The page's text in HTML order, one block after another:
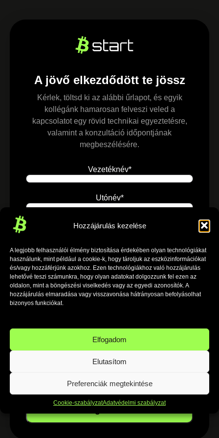
Hozzájárulás kezelése
A legjobb felhasználói élmény biztosítása érdekében olyan technológiákat
használunk, mint például a cookie-k, hogy tároljuk az eszközinformációkat
és/vagy hozzáférjünk azokhoz. Ezen technológiákhoz való hozzájárulás
lehetővé teszi számunkra, hogy olyan adatokat dolgozzunk fel ezen az
oldalon, mint a böngészési viselkedés vagy az egyedi azonosítók. A
hozzájárulás elmaradása vagy visszavonása hátrányosan befolyásolhat
bizonyos funkciókat.
Elfogadom
Elutasítom
Preferenciák megtekintése
Cookie-szabályzatAdatvédelmi szabályzat
A jövő elkezdődött te jössz
Kérlek, töltsd ki az alábbi űrlapot, és egyik
kollégánk hamarosan felveszi veled a
kapcsolatot egy rövid technikai egyeztetésre,
valamint a konzultáció időpontjának
megbeszélésére.
Vezetéknév*
Utónév*
Email *
Telefonszám*
Hogyan szeretnéd a konzultációt?*
Elolvastam a részleteket, amelyeketitt találsz
meg